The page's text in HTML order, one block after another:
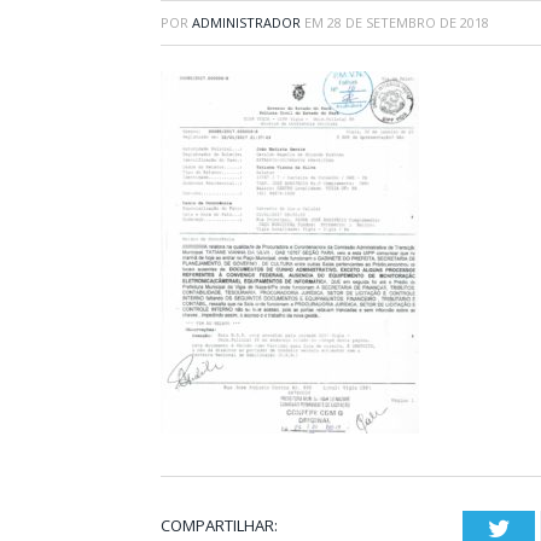
POR ADMINISTRADOR EM 28 DE SETEMBRO DE 2018
COMPARTILHAR: